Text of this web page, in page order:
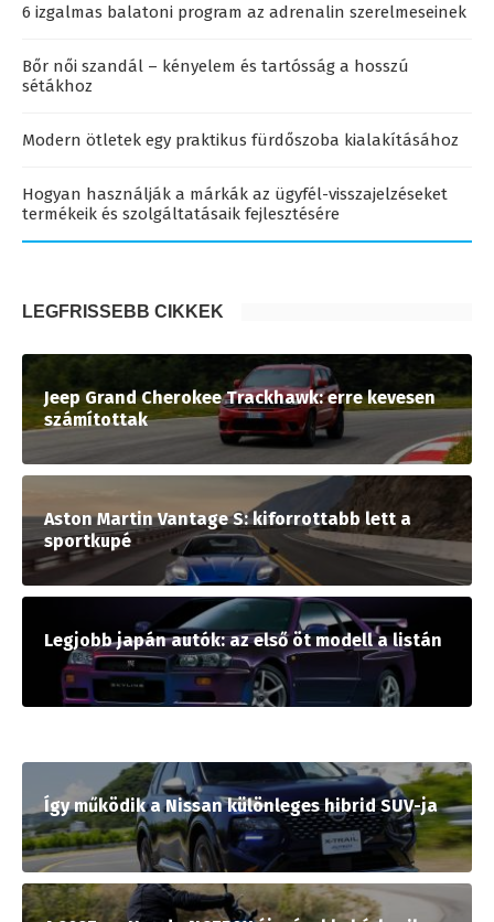
6 izgalmas balatoni program az adrenalin szerelmeseinek
Bőr női szandál – kényelem és tartósság a hosszú
sétákhoz
Modern ötletek egy praktikus fürdőszoba kialakításához
Hogyan használják a márkák az ügyfél-visszajelzéseket
termékeik és szolgáltatásaik fejlesztésére
LEGFRISSEBB CIKKEK
Jeep Grand Cherokee Trackhawk: erre kevesen
számítottak
Aston Martin Vantage S: kiforrottabb lett a
sportkupé
Legjobb japán autók: az első öt modell a listán
Így működik a Nissan különleges hibrid SUV-ja